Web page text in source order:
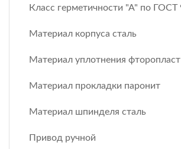
Класс герметичности "А" по ГОСТ
Материал корпуса сталь
Материал уплотнения фторопласт
Материал прокладки паронит
Материал шпинделя сталь
Привод ручной